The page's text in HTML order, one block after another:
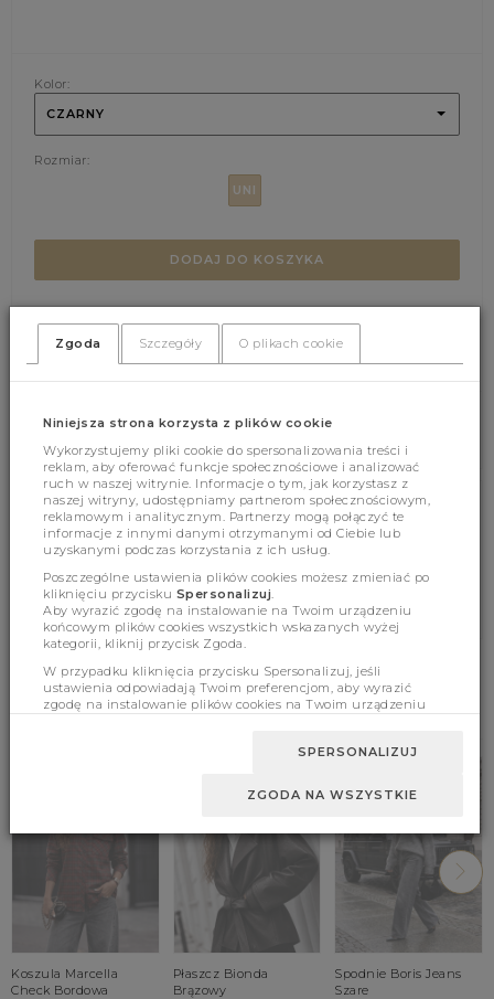
Kolor:
CZARNY
Rozmiar:
UNI
DODAJ DO KOSZYKA
Cechy produktu
Wymiary
BESTSELLERY
Koszula Marcella
Check Bordowa
Płaszcz Bionda
Brązowy
Spodnie Boris Jeans
Szare
Zgoda Szczegóły O plikach cookie
Niniejsza strona korzysta z plików cookie
Wykorzystujemy pliki cookie do spersonalizowania treści i
reklam, aby oferować funkcje społecznościowe i analizować
ruch w naszej witrynie. Informacje o tym, jak korzystasz z
naszej witryny, udostępniamy partnerom społecznościowym,
reklamowym i analitycznym. Partnerzy mogą połączyć te
informacje z innymi danymi otrzymanymi od Ciebie lub
uzyskanymi podczas korzystania z ich usług.
Poszczególne ustawienia plików cookies możesz zmieniać po
kliknięciu przycisku Spersonalizuj
Aby wyrazić zgodę na instalowanie na Twoim urządzeniu
końcowym plików cookies wszystkich wskazanych wyżej
kategorii, kliknij przycisk Zgoda.
W przypadku kliknięcia przycisku Spersonalizuj, jeśli
ustawienia odpowiadają Twoim preferencjom, aby wyrazić
zgodę na instalowanie plików cookies na Twoim urządzeniu
SPERSONALIZUJ
ZGODA NA WSZYSTKIE